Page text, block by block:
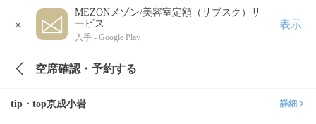
×
MEZONメゾン/美容室定額（サブスク）サ
ービス
入手 - Google Play
表示
空席確認・予約する
tip・top京成小岩 詳細